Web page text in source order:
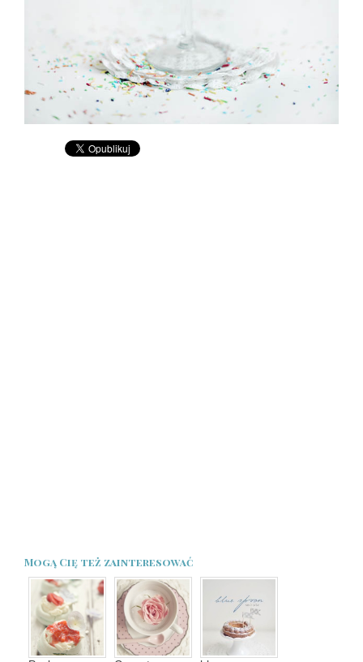
Mogą Cię też zainteresować